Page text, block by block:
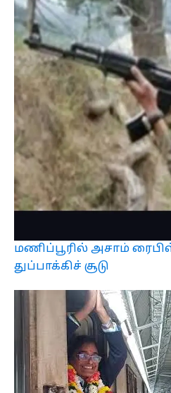
மணிப்பூரில் அசாம்
துப்பாக்கிச் சூடு